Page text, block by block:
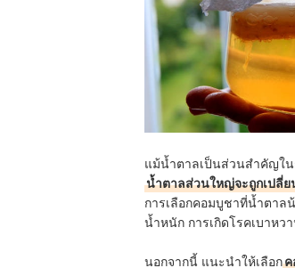
แม้น้ำตาลเป็นส่วนสำคัญใน
น้ำตาลส่วนใหญ่จะถูกเปลี่
การเลือกคอมบูชาที่น้ำตาล
น้ำหนัก การเกิดโรคเบาห
นอกจากนี้ แนะนำให้เลือกค